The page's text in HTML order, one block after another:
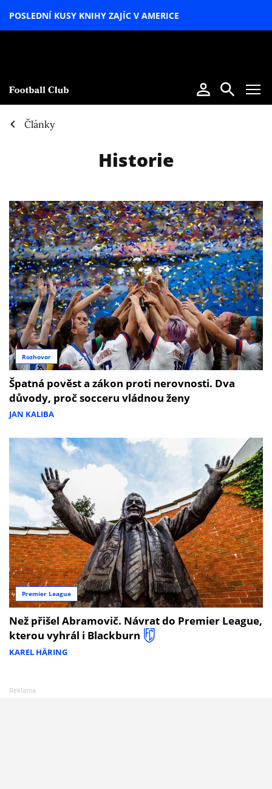
POSLEDNÍ KUSY KNIHY ZAJÍC V AMERICE
Články
Historie
Rozhovor
Špatná pověst a zákon proti nerovnosti. Dva
důvody, proč socceru vládnou ženy
JAN KALIBA
Premier League
Než přišel Abramovič. Návrat do Premier League,
kterou vyhrál i Blackburn
KAREL HÄRING